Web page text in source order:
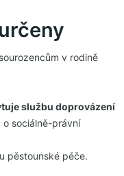
v rodině
službu doprovázení
sociálně-právní
pěstounské péče.